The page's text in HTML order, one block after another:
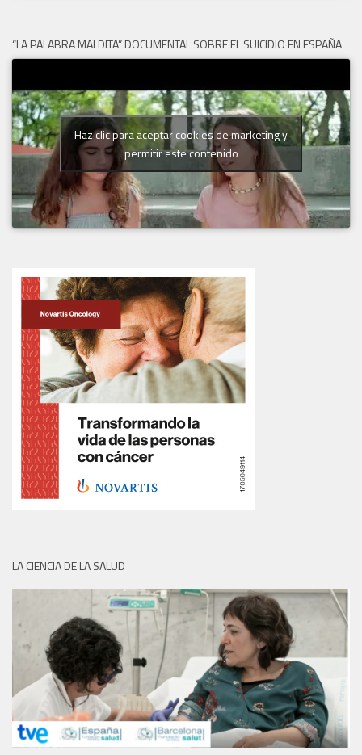
“LA PALABRA MALDITA” DOCUMENTAL SOBRE EL SUICIDIO EN ESPAÑA
Haz clic para aceptar cookies de marketing y
permitir este contenido
LA CIENCIA DE LA SALUD